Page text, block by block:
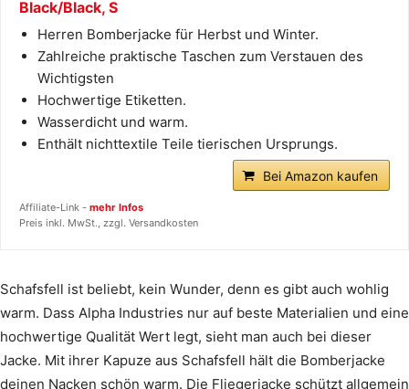
Black/Black, S
Herren Bomberjacke für Herbst und Winter.
Zahlreiche praktische Taschen zum Verstauen des
Wichtigsten
Hochwertige Etiketten.
Wasserdicht und warm.
Enthält nichttextile Teile tierischen Ursprungs.
Bei Amazon kaufen
Affiliate-Link - mehr Infos
Preis inkl. MwSt., zzgl. Versandkosten
Schafsfell ist beliebt, kein Wunder, denn es gibt auch wohlig
warm. Dass Alpha Industries nur auf beste Materialien und eine
hochwertige Qualität Wert legt, sieht man auch bei dieser
Jacke. Mit ihrer Kapuze aus Schafsfell hält die Bomberjacke
deinen Nacken schön warm. Die Fliegerjacke schützt allgemein